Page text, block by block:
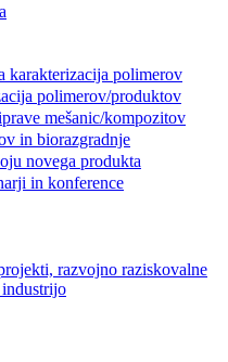
karakterizacija polimerov
polimerov/produktov
mešanic/kompozitov
in biorazgradnje
novega produkta
in konference
razvojno raziskovalne